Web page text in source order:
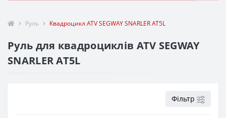
Руль Квадроцикл ATV SEGWAY SNARLER AT5L
Руль для квадроциклів ATV SEGWAY
SNARLER AT5L
Фільтр